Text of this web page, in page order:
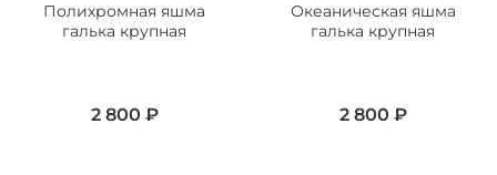
Полихромная яшма
галька крупная
2 800 ₽
Океаническая яшма
галька крупная
2 800 ₽